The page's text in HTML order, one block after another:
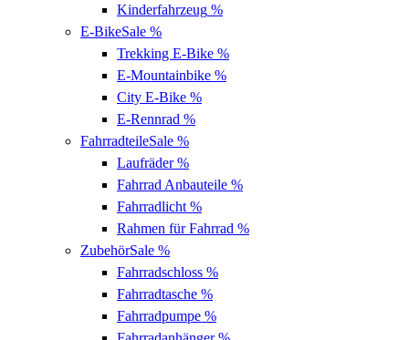
Kinderfahrzeug %
E-BikeSale %
Trekking E-Bike %
E-Mountainbike %
City E-Bike %
E-Rennrad %
FahrradteileSale %
Laufräder%
Fahrrad Anbauteile %
Fahrradlicht %
Rahmen für Fahrrad %
ZubehörSale %
Fahrradschloss %
Fahrradtasche %
Fahrradpumpe %